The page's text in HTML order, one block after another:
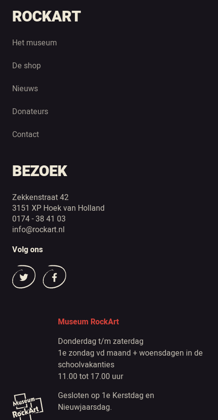
ROCKART
Het museum
De shop
Nieuws
Donateurs
Contact
BEZOEK
Zekkenstraat 42
3151 XP Hoek van Holland
0174 - 38 41 03
info@rockart.nl
Volg ons
Museum RockArt
Donderdag t/m zaterdag
1e zondag vd maand + woensdagen in de
schoolvakanties
11.00 tot 17.00 uur
Gesloten op 1e Kerstdag en
Nieuwjaarsdag.